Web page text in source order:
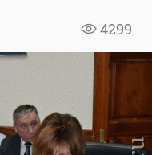
4299